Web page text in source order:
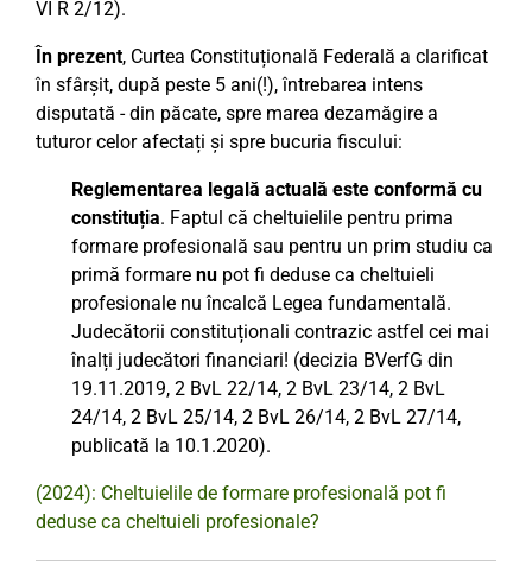
VI R 2/12).
În prezent, Curtea Constituțională Federală a clarificat
în sfârșit, după peste 5 ani(!), întrebarea intens
disputată - din păcate, spre marea dezamăgire a
tuturor celor afectați și spre bucuria fiscului:
Reglementarea legală actuală este conformă cu
constituția. Faptul că cheltuielile pentru prima
formare profesională sau pentru un prim studiu ca
primă formare nu pot fi deduse ca cheltuieli
profesionale nu încalcă Legea fundamentală.
Judecătorii constituționali contrazic astfel cei mai
înalți judecători financiari! (decizia BVerfG din
19.11.2019, 2 BvL 22/14, 2 BvL 23/14, 2 BvL
24/14, 2 BvL 25/14, 2 BvL 26/14, 2 BvL 27/14,
publicată la 10.1.2020).
(2024): Cheltuielile de formare profesională pot fi
deduse ca cheltuieli profesionale?